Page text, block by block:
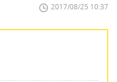
2017/08/25 10:37